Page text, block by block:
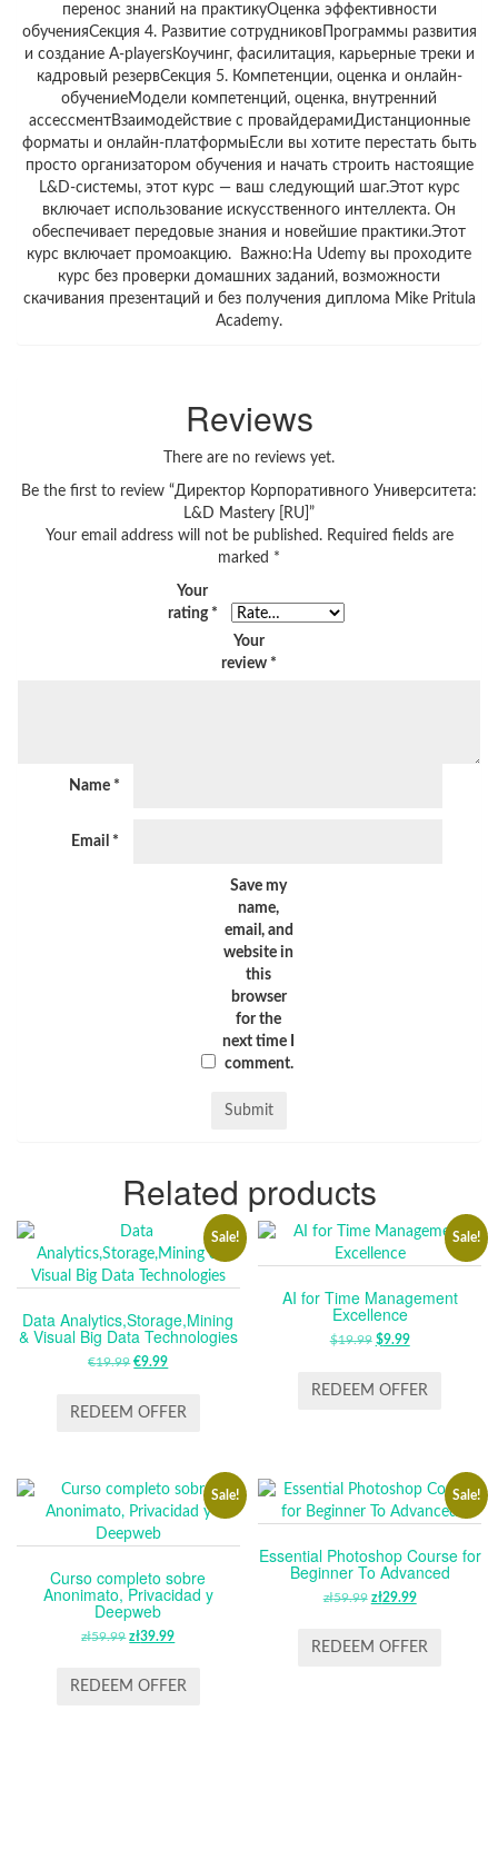
перенос знаний на практикуОценка эффективности
обученияСекция 4. Развитие сотрудниковПрограммы развития
и создание A-playersКоучинг, фасилитация, карьерные треки и
кадровый резервСекция 5. Компетенции, оценка и онлайн-
обучениеМодели компетенций, оценка, внутренний
ассессментВзаимодействие с провайдерамиДистанционные
форматы и онлайн-платформыЕсли вы хотите перестать быть
просто организатором обучения и начать строить настоящие
L&D-системы, этот курс — ваш следующий шаг.Этот курс
включает использование искусственного интеллекта. Он
обеспечивает передовые знания и новейшие практики.Этот
курс включает промоакцию. Важно:На Udemy вы проходите
курс без проверки домашних заданий, возможности
скачивания презентаций и без получения диплома Mike Pritula
Academy.
Reviews
There are no reviews yet.
Be the first to review “Директор Корпоративного Университета:
L&D Mastery [RU]”
Your email address will not be published. Required fields are
marked *
Your
rating *
Your
review *
Name *
Email *
Save my
name,
email, and
website in
this
browser
for the
next time I
comment.
Related products
Sale!
Data Analytics,Storage,Mining
& Visual Big Data Technologies
€19.99 ORIGINAL
WAS:
€9.99CURRENT
IS:
REDEEM OFFER
Sale!
AI for Time Management
Excellence
$19.99 ORIGINAL
WAS:
$9.99CURRENT
IS:
REDEEM OFFER
Sale!
Curso completo sobre
Anonimato, Privacidad y
Deepweb
zł59.99 ORIGINAL
WAS:
zł39.99CURRENT
IS:
REDEEM OFFER
Sale!
Essential Photoshop Course for
Beginner To Advanced
zł59.99 ORIGINAL
WAS:
zł29.99CURRENT
IS:
REDEEM OFFER